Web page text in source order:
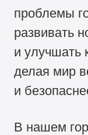
проблемы
развивать
и улучшать
делая мир
и
В нашем